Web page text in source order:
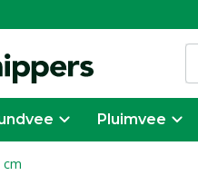
Pluimvee
cm